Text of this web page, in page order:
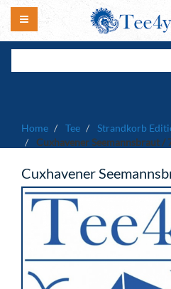
Home Tee
Strandkorb
Cuxhavener Seemannsbraut /
Cuxhavener